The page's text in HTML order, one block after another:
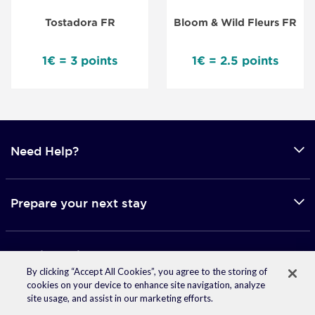
Tostadora FR
1€ = 3 points
Bloom & Wild Fleurs FR
1€ = 2.5 points
Need Help?
Prepare your next stay
Mobile applications
© 2026 Accor -Terms of use -Privacy Policy
By clicking “Accept All Cookies”, you agree to the storing of
cookies on your device to enhance site navigation, analyze
site usage, and assist in our marketing efforts.